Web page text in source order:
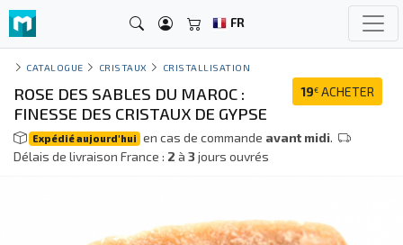
FR
CATALOGUE CRISTAUX CRISTALLISATION
19€ ACHETER
ROSE DES SABLES DU MAROC :
FINESSE DES CRISTAUX DE GYPSE
Expédié aujourd'hui en cas de commande avant midi.
Délais de livraison France : 2 à 3jours ouvrés